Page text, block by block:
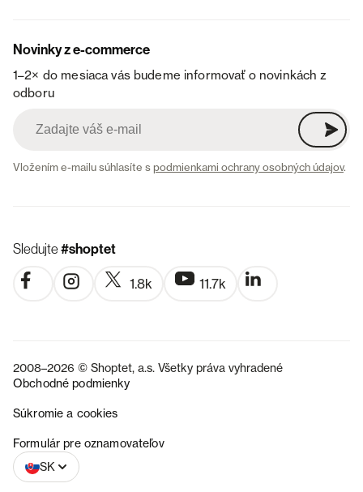
Novinky z e-commerce
1–2× do mesiaca vás budeme informovať o novinkách z
odboru
Vložením e-mailu súhlasíte spodmienkami ochrany osobných údajov.
Sledujte#shoptet
1.8k 11.7k
2008–2026 © Shoptet, a.s. Všetky práva vyhradené
Obchodné podmienky
Súkromie a cookies
Formulár pre oznamovateľov
SK